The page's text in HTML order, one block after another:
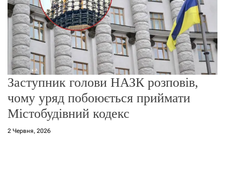
Заступник голови НАЗК розповів,
чому уряд побоюється приймати
Містобудівний кодекс
2 Червня, 2026